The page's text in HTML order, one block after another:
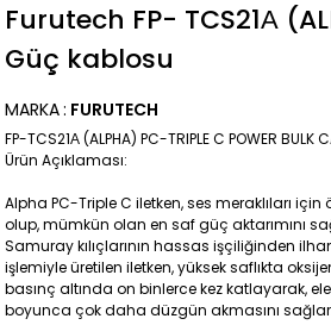
Furutech FP- TCS21Α
Güç kablosu
MARKA: FURUTECH
FP-TCS21Α (ALPHA) PC-TRIPLE C POWER BULK
Ürün Açıklaması:
Alpha PC-Triple C iletken, ses meraklıları
olup, mümkün olan en saf güç aktarımını
Samuray kılıçlarının hassas işçiliğinden
işlemiyle üretilen iletken, yüksek saflıkta
basınç altında on binlerce kez katlayarak,
boyunca çok daha düzgün akmasını